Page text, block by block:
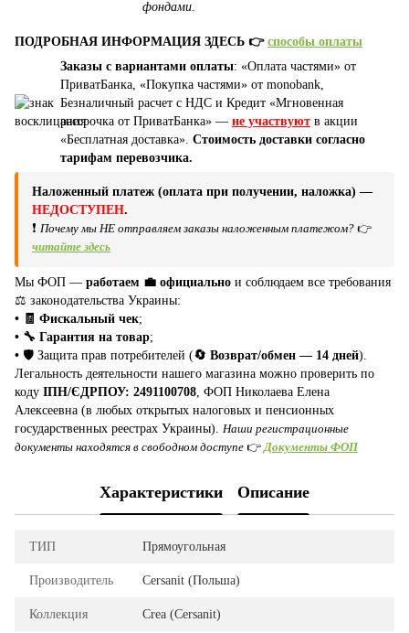
фондами
ПОДРОБНАЯ ИНФОРМАЦИЯ ЗДЕСЬ 👉 способы оплаты
Заказы с вариантами оплаты: «Оплата частями» от
ПриватБанка, «Покупка частями» от monobank,
Безналичный расчет с НДС и Кредит «Мгновенная
рассрочка от ПриватБанка» — не участвуют в акции
«Бесплатная доставка». Стоимость доставки согласно
тарифам перевозчика.
Наложенный платеж (оплата при получении, наложка) —
НЕДОСТУПЕН.
❗ Почему мы НЕ отправляем заказы наложенным платежом? 👉
читайте здесь
Мы ФОП — работаем 💼 официально и соблюдаем все требования
⚖️ законодательства Украины:
• 🧾 Фискальный чек;
• 🔧 Гарантия на товар;
• 🛡️ Защита прав потребителей (🔄 Возврат/обмен — 14 дней).
Легальность деятельности нашего магазина можно проверить по
коду ІПН/ЄДРПОУ: 2491100708 , ФОП Николаева Елена
Алексеевна (в любых открытых налоговых и пенсионных
государственных реестрах Украины). Наши регистрационные
документы находятся в свободном доступе 👉 Документы ФОП
Характеристики Описание
ТИП Прямоугольная
Производитель Cersanit (Польша)
Коллекция Crea (Cersanit)